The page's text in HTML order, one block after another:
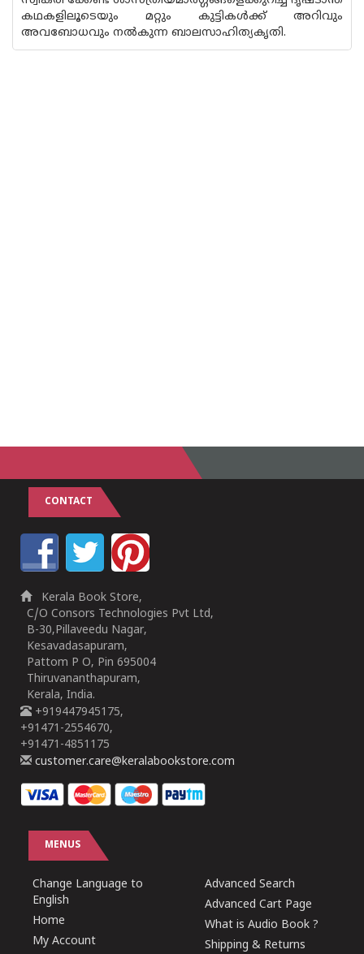
കഥകളിലൂടെയും മറ്റും കുട്ടികൾക്ക് അറിവും
അവബോധവും നൽകുന്ന ബാലസാഹിത്യകൃതി.
CONTACT
Kerala Book Store,
C/O Consors Technologies Pvt Ltd,
B-30,Pillaveedu Nagar,
Kesavadasapuram,
Pattom P O, Pin 695004
Thiruvananthapuram,
Kerala, India.
+919447945175,
+91471-2554670,
+91471-4851175
customer.care@keralabookstore.com
MENUS
Change Language to
English
Home
My Account
Advanced Search
Advanced Cart Page
What is Audio Book ?
Shipping & Returns